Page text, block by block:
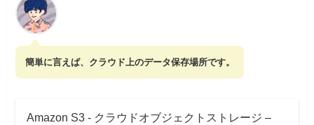
簡単に言えば、クラウド上のデータ保存場所です。
Amazon S3 - クラウドオブジェクトストレージ –